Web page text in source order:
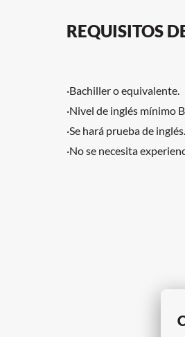
REQUISITOS
·Bachiller o equivalente.
·Nivel de inglés mínimo
·Se hará prueba de inglés.
·No se necesita